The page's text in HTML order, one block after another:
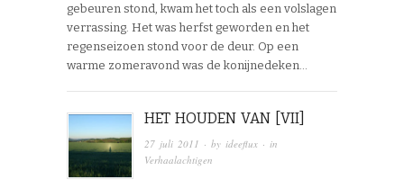
gebeuren stond, kwam het toch als een volslagen
verrassing. Het was herfst geworden en het
regenseizoen stond voor de deur. Op een
warme zomeravond was de konijnedeken…
HET HOUDEN VAN [VII]
27 juli 2011 · byideeflux · in
Verhaalachtigen